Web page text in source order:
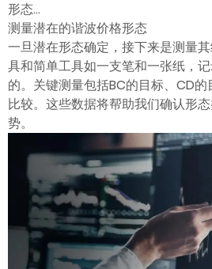
形态...
测量潜在的谐波价格形态
一旦潜在形态确定，接下来是测量
具和简单工具如一支笔和一张纸，
的。关键测量包括BC的目标、CD
比较。这些数据将帮助我们确认形
势。